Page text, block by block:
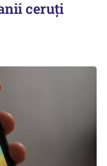
ceruți